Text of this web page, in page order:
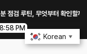
, 무엇부터 확인할까?
PM
Korean ▼